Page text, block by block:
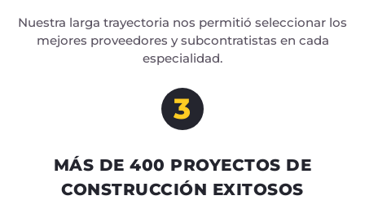
Nuestra larga trayectoria nos permitió seleccionar los
mejores proveedores y subcontratistas en cada
especialidad.
3
MÁS DE 400 PROYECTOS DE
CONSTRUCCIÓN EXITOSOS